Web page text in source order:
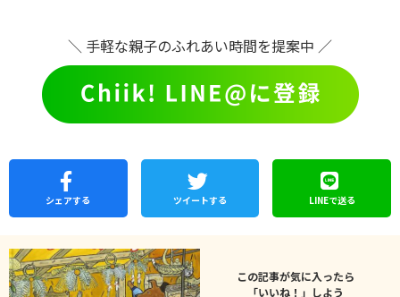
＼ 手軽な親子のふれあい時間を提案中 ／
シェアする ツイートする LINEで送る
この記事が気に入ったら
「いいね！」しよう